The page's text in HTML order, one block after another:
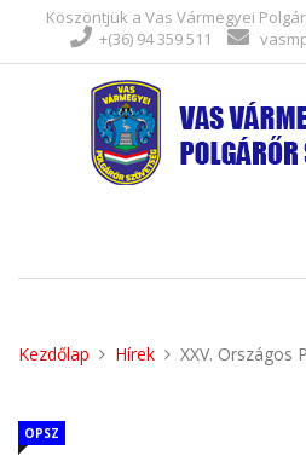
Köszöntjük a Vas Vármegyei
+(36) 94 359 511
Kezdőlap Hírek XXV. Országos
OPSZ